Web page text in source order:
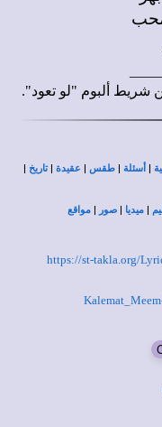
شريط ألبوم "لو تعود".
| أسئلة | طقس | عقيدة |تاريخ |
| ميديا | صور | مواقع
https://st-takla.org/